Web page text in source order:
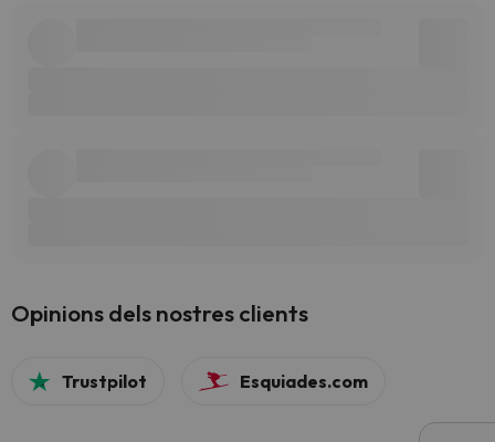
Opinions dels nostres clients
Trustpilot Esquiades.com